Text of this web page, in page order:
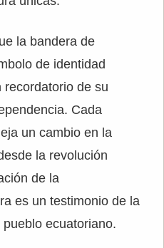
la bandera de
de identidad
recordatorio de su
Cada
un cambio en la
la revolución
de la
es un testimonio de la
ecuatoriano.